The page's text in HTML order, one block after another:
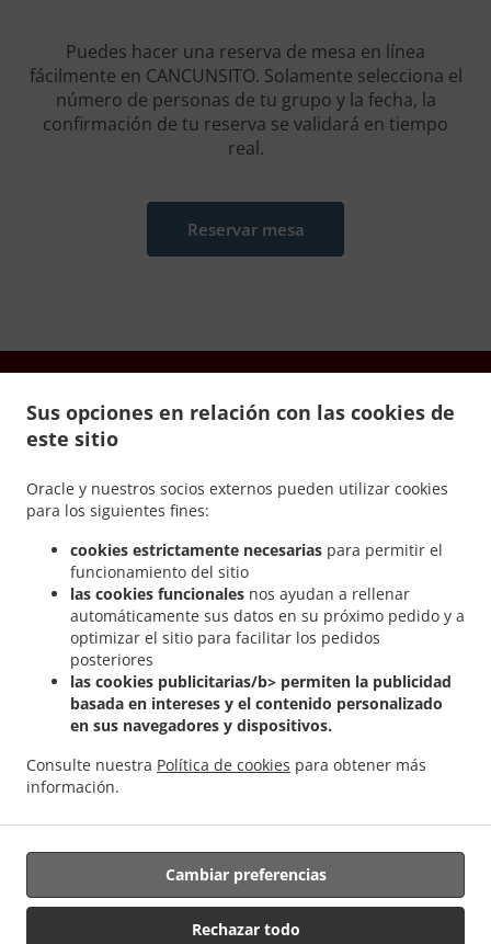
Sus opciones en relación con las cookies de
este sitio
Oracle y nuestros socios externos pueden utilizar cookies
para los siguientes fines:
cookies estrictamente necesarias para permitir el
funcionamiento del sitio
las cookies funcionales nos ayudan a rellenar
automáticamente sus datos en su próximo pedido y a
optimizar el sitio para facilitar los pedidos
posteriores
las cookies publicitarias/b> permiten la publicidad
basada en intereses y el contenido personalizado
en sus navegadores y dispositivos.
Consulte nuestra Política de cookies para obtener más
información.
Rechazar todo
Cambiar preferencias
Puedes hacer una reserva de mesa en línea
fácilmente en CANCUNSITO. Solamente selecciona el
número de personas de tu grupo y la fecha, la
confirmación de tu reserva se validará en tiempo
real.
Reservar mesa
política de cookies
Contáctenos
69 Erie St N, Leamington, ON N8H2Z4, Canada
+1 519-325-9031
Enlaces
Reservar mesa
Pedido Anticipado
Contáctenos